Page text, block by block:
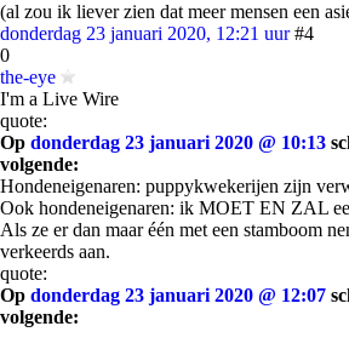
(al zou ik liever zien dat meer mensen een
donderdag 23 januari 2020, 12:21 uur #4
0
the-eye
I'm a Live Wire
quote:
Op donderdag 23 januari 2020 @ 10:13
volgende:
Hondeneigenaren: puppykwekerijen zijn
Ook hondeneigenaren: ik MOET EN ZAL
Als ze er dan maar één met een stamboom
verkeerds aan.
quote:
Op donderdag 23 januari 2020 @ 12:07
volgende: